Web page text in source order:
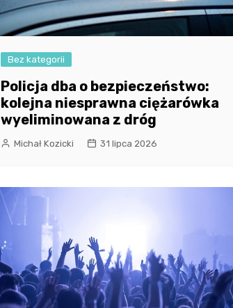
Bez kategorii
Policja dba o bezpieczeństwo:
kolejna niesprawna ciężarówka
wyeliminowana z dróg
Michał Kozicki 31 lipca 2026